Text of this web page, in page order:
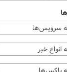
سرویس‌ها
انواع خبر